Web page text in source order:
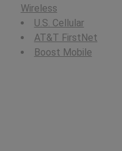
Wireless
U.S. Cellular
AT&T FirstNet
Boost Mobile